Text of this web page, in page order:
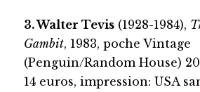
3. Walter Tevis(1928-1984),
Gambit, 1983, poche Vintage
(Penguin/Random House)
14 euros, impression: USA